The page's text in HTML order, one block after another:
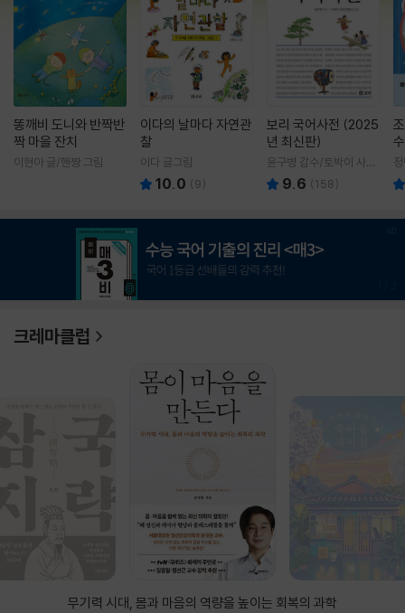
똥깨비 도니와 반짝반
짝 마을 잔치
이현아 글/핸짱 그림
이다의 날마다 자연관
찰
이다 글그림
10.0 (9)
보리 국어사전 (2025
년 최신판)
윤구병 감수/토박이 사전
편찬실 편
9.6 (158)
크레마클럽
무기력 시대, 몸과 마음의 역량을 높이는 회복의 과학